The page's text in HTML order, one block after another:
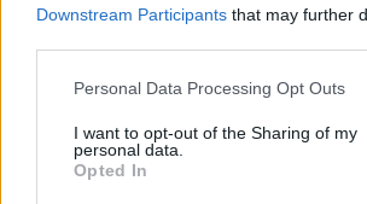
Downstream Participants that may further
Please note that this website/app uses one
not limited to your visit or usage behaviour.
grant or deny consent to Google and its
use your data for below specified purposes
Personal Data Processing Opt Outs
I want to opt-out of the Sharing of my
personal data.
Opted In